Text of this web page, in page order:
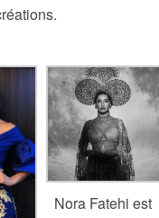
Nora Fatehi est